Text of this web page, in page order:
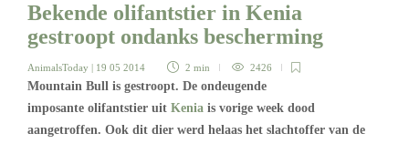
Bekende olifantstier in Kenia
gestroopt ondanks bescherming
AnimalsToday | 19 05 2014 2 min 2426
Mountain Bull is gestroopt. De ondeugende
imposante olifantstier uit Kenia is vorige week dood
aangetroffen. Ook dit dier werd helaas het slachtoffer van de